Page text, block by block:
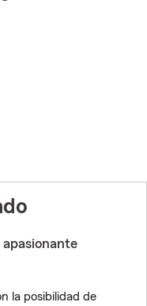
apasionante
la posibilidad de